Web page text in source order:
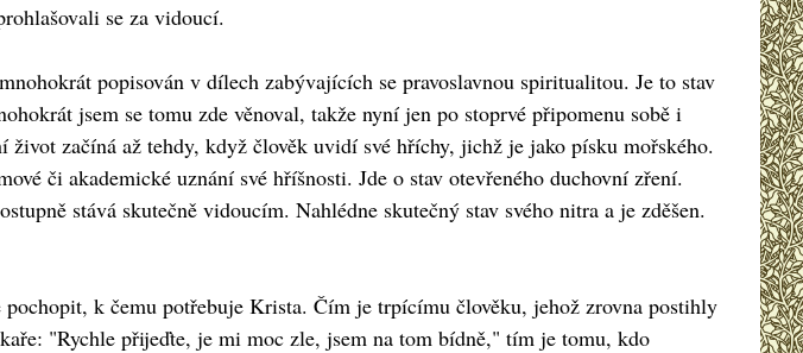
se za vidoucí.
popisován v dílech zabývajících se pravoslavnou spiritualitou. Je to stav
jsem se tomu zde věnoval, takže nyní jen po stoprvé připomenu sobě i
život začíná až tehdy, když člověk uvidí své hříchy, jichž je jako písku mořského.
či akademické uznání své hříšnosti. Jde o stav otevřeného duchovní zření.
stává skutečně vidoucím. Nahlédne skutečný stav svého nitra a je zděšen.
k čemu potřebuje Krista. Čím je trpícímu člověku, jehož zrovna postihly
"Rychle přijeďte, je mi moc zle, jsem na tom bídně," tím je tomu, kdo